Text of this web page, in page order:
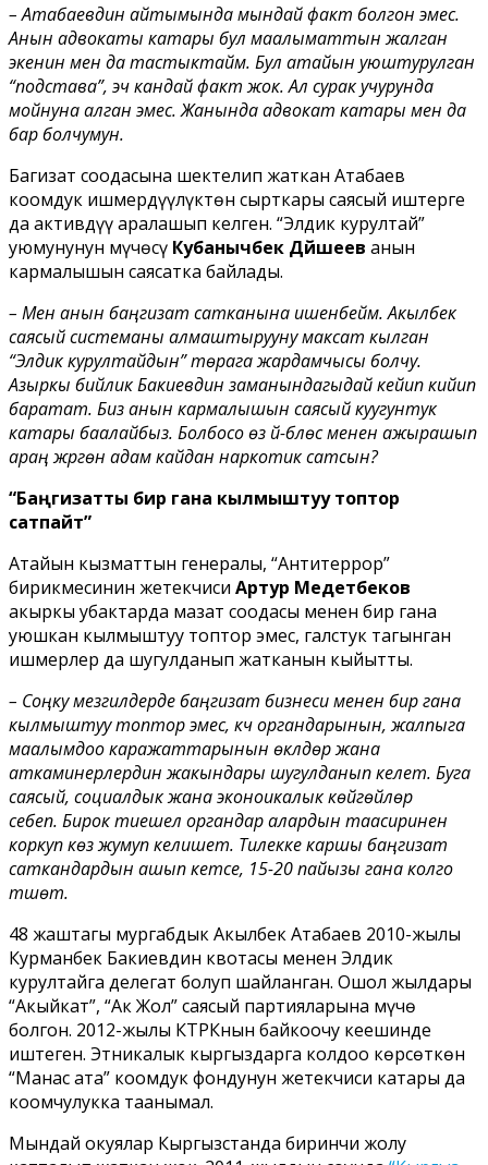
– Атабаевдин айтымында мындай факт болгон эмес.
Анын адвокаты катары бул маалыматтын жалган
экенин мен да тастыктайм. Бул атайын уюштурулган
“подстава”, эч кандай факт жок. Ал сурак учурунда
мойнуна алган эмес. Жанында адвокат катары мен да
бар болчумун.
Баңгизат соодасына шектелип жаткан Атабаев
коомдук ишмердүүлүктөн сырткары саясый иштерге
да активдүү аралашып келген. “Элдик курултай”
уюмунунун мүчөсү Кубанычбек Дүйшеев анын
кармалышын саясатка байлады.
– Мен анын баңгизат сатканына ишенбейм. Акылбек
саясый системаны алмаштырууну максат кылган
“Элдик курултайдын” төрага жардамчысы болчу.
Азыркы бийлик Бакиевдин заманындагыдай кейип кийип
баратат. Биз анын кармалышын саясый куугунтук
катары баалайбыз. Болбосо өзү үй-бүлөсү менен ажырашып
араң жүргөн адам кайдан наркотик сатсын?
“Баңгизатты бир гана кылмыштуу топтор
сатпайт”
Атайын кызматтын генералы, “Антитеррор”
бирикмесинин жетекчиси Артур Медетбеков
акыркы убактарда маңзат соодасы менен бир гана
уюшкан кылмыштуу топтор эмес, галстук тагынган
ишмерлер да шугулданып жатканын кыйытты.
– Соңку мезгилдерде баңгизат бизнеси менен бир гана
кылмыштуу топтор эмес, күч органдарынын, жалпыга
маалымдоо каражаттарынын өкүлдөрү жана
аткаминерлердин жакындары шугулданып келет. Буга
саясый, социалдык жана эконоикалык көйгөйлөр
себеп. Бирок тиешелүү органдар алардын таасиринен
коркуп көз жумуп келишет. Тилекке каршы баңгизат
саткандардын ашып кетсе, 15-20 пайызы гана колго
түшөт.
48 жаштагы мургабдык Акылбек Атабаев 2010-жылы
Курманбек Бакиевдин квотасы менен Элдик
курултайга делегат болуп шайланган. Ошол жылдары
“Акыйкат”, “Ак Жол” саясый партияларына мүчө
болгон. 2012-жылы КТРКнын байкоочу кеңешинде
иштеген. Этникалык кыргыздарга колдоо көрсөткөн
“Манас ата” коомдук фондунун жетекчиси катары да
коомчулукка таанымал.
Мындай окуялар Кыргызстанда биринчи жолу